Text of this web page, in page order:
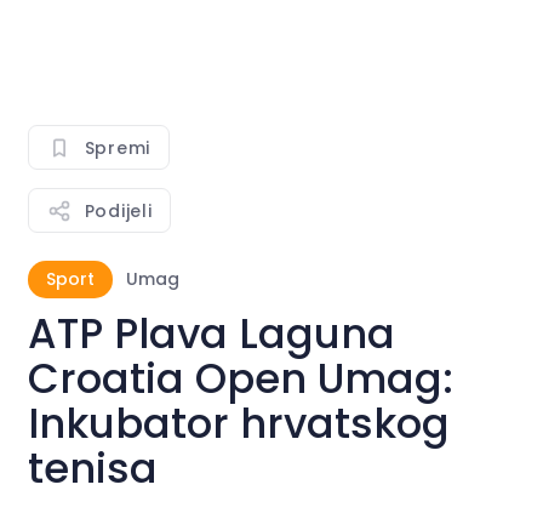
Spremi
Podijeli
Sport Umag
ATP Plava Laguna
Croatia Open Umag:
Inkubator hrvatskog
tenisa